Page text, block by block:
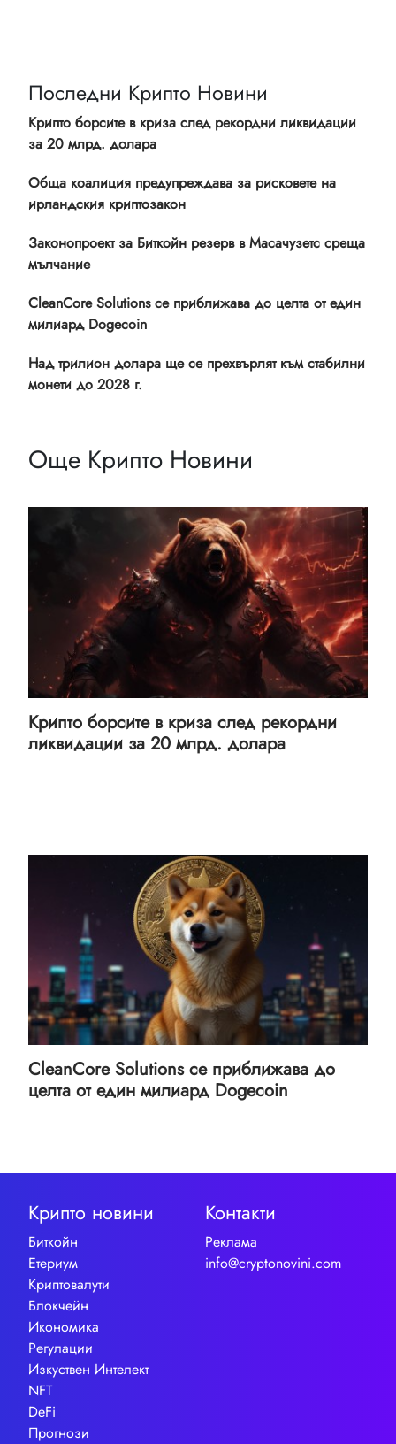
Последни Крипто Новини
Крипто борсите в криза след рекордни ликвидации
за 20 млрд. долара
Обща коалиция предупреждава за рисковете на
ирландския криптозакон
Законопроект за Биткойн резерв в Масачузетс среща
мълчание
CleanCore Solutions се приближава до целта от един
милиард Dogecoin
Над трилион долара ще се прехвърлят към стабилни
монети до 2028 г.
Още Крипто Новини
Крипто борсите в криза след рекордни
ликвидации за 20 млрд. долара
CleanCore Solutions се приближава до
целта от един милиард Dogecoin
Крипто новини
Биткойн
Етериум
Криптовалути
Блокчейн
Икономика
Регулации
Изкуствен Интелект
NFT
DeFi
Прогнози
Контакти
Реклама
info@cryptonovini.com